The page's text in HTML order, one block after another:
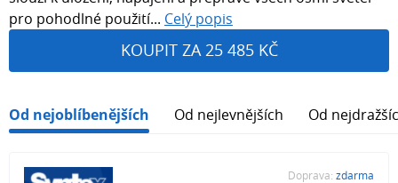
pro pohodlné použití... Celý popis
KOUPIT ZA 25 485 KČ
Od nejoblíbenějších Od nejlevnějších Od
Doprava: zdarma